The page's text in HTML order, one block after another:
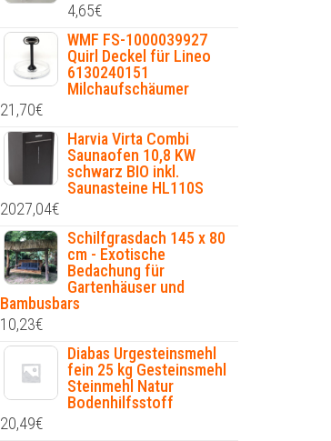
4,65€
WMF FS-1000039927
Quirl Deckel für Lineo
6130240151
Milchaufschäumer
21,70€
Harvia Virta Combi
Saunaofen 10,8 KW
schwarz BIO inkl.
Saunasteine HL110S
2027,04€
Schilfgrasdach 145 x 80
cm - Exotische
Bedachung für
Gartenhäuser und
Bambusbars
10,23€
Diabas Urgesteinsmehl
fein 25 kg Gesteinsmehl
Steinmehl Natur
Bodenhilfsstoff
20,49€